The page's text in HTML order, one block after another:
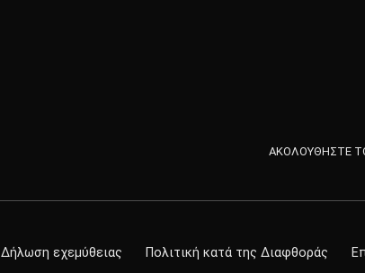
ΑΚΟΛΟΥΘΗΣΤΕ ΤΟ
Δήλωση εχεμύθειας Πολιτική κατά της Διαφθοράς